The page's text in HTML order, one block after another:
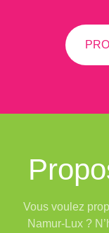
Vous voulez
Namur-Lux ?